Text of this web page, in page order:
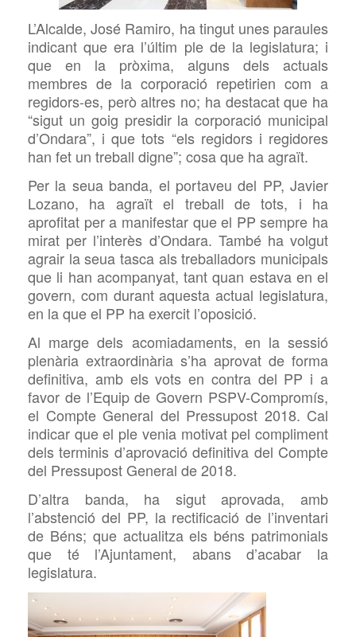
L’Alcalde, José Ramiro, ha tingut unes paraules
indicant que era l’últim ple de la legislatura; i
que en la pròxima, alguns dels actuals
membres de la corporació repetirien com a
regidors-es, però altres no; ha destacat que ha
“sigut un goig presidir la corporació municipal
d’Ondara”, i que tots “els regidors i regidores
han fet un treball digne”; cosa que ha agraït.
Per la seua banda, el portaveu del PP, Javier
Lozano, ha agraït el treball de tots, i ha
aprofitat per a manifestar que el PP sempre ha
mirat per l’interès d’Ondara. També ha volgut
agrair la seua tasca als treballadors municipals
que li han acompanyat, tant quan estava en el
govern, com durant aquesta actual legislatura,
en la que el PP ha exercit l’oposició.
Al marge dels acomiadaments, en la sessió
plenària extraordinària s’ha aprovat de forma
definitiva, amb els vots en contra del PP i a
favor de l’Equip de Govern PSPV-Compromís,
el Compte General del Pressupost 2018. Cal
indicar que el ple venia motivat pel compliment
dels terminis d’aprovació definitiva del Compte
del Pressupost General de 2018.
D’altra banda, ha sigut aprovada, amb
l’abstenció del PP, la rectificació de l’inventari
de Béns; que actualitza els béns patrimonials
que té l’Ajuntament, abans d’acabar la
legislatura.